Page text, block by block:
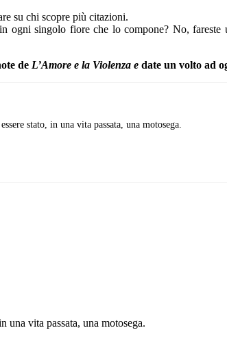
su chi scopre più citazioni.
ogni singolo fiore che lo compone? No,
de L’Amore e la Violenza e date un volto ad
stato, in una vita passata, una motosega.
una vita passata, una motosega.